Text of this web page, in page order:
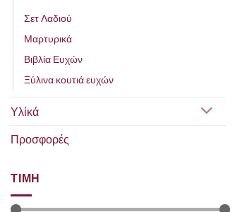
Σετ Λαδιού
Μαρτυρικά
Βιβλία Ευχών
Ξύλινα κουτιά ευχών
Υλίκά
Προσφορές
ΤΙΜΗ